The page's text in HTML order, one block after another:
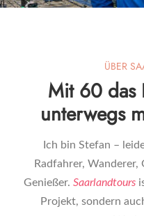
ÜBER
Mit 60 das
unterwegs
Ich bin Stefan –
Radfahrer,
Genießer. Saarlandtours
Projekt, sondern